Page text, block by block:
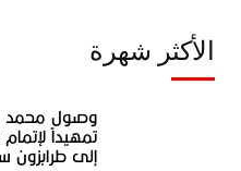
الأكثر شهرة
وصول محمد
تمهيداً لإتمام
إلى طرابزون